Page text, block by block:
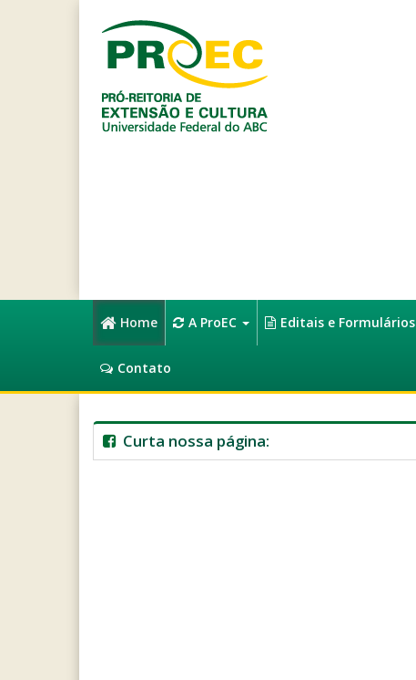
Home A ProEC Editais e Formulários
Contato
Curta nossa página: